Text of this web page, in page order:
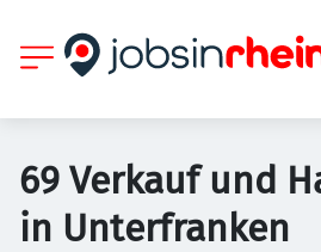
69 Verkauf und
in Unterfranken